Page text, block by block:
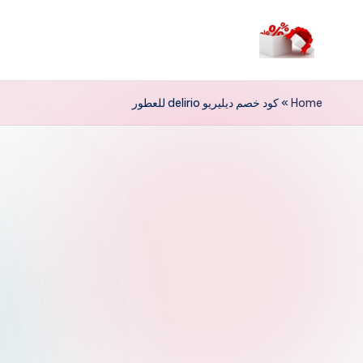
م
ر
Home
»كود خصم ديليريو delirio للعطور